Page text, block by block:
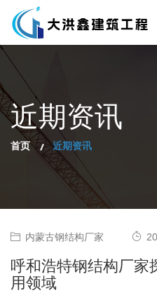
近期资讯
首页 近期资讯
内蒙古钢结构厂家
呼和浩特钢结构厂家
用领域